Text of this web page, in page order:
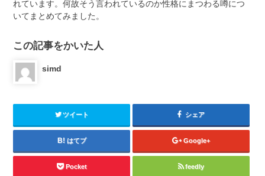
れています。何故そう言われているのか性格にまつわる噂につ
いてまとめてみました。
この記事をかいた人
simd
ツイート シェア
はてブ Google+
Pocket feedly